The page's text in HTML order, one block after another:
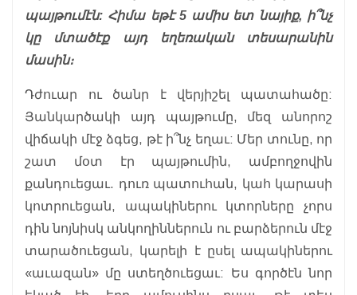
պայթումէն: Հիմա եթէ 5 ամիս ետ նայիք, ի՞նչ
կը մտածէք այդ եղեռական տեսարանին
մասին։
Դժուար ու ծանր է վերյիշել պատահածը:
Յանկարծակի այդ պայթումը, մեզ անորոշ
վիճակի մէջ ձգեց, թէ ի՞նչ եղաւ: Մեր տունը, որ
շատ մօտ էր պայթումին, ամբողջովին
քանդուեցաւ. դուռ պատուհան, կահ կարասի
կոտրուեցան, ապակիներու կտորները չորս
դին նոյնիսկ անկողիններուն ու բարձերուն մէջ
տարածուեցան, կարելի է ըսել ապակիներու
«աւազան» մը ստեղծուեցաւ: Ես գործէն նոր